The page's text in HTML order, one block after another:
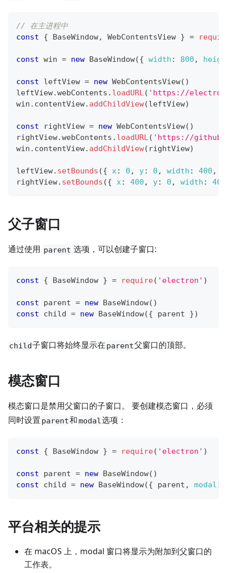
// 在主进程中
const
{ BaseWindow, WebContentsView } =
const win = new BaseWindow({ width : 800 ,
const leftView = new WebContentsView( )
leftView.webContents . loadURL( 'https://
win . contentView. addChildView(leftView)
const rightView = new WebContentsView( )
rightView.webContents . loadURL( 'https://
win . contentView. addChildView( rightView)
leftView. setBounds ({ x: 0 , y: 0 , width : 400 ,
rightView. setBounds ({ x: 400 , y: 0 , width : 400
父子窗口
通过使用 parent 选项，可以创建子窗口:
const { BaseWindow } = require( 'electron' )
const parent = new BaseWindow( )
const child = new BaseWindow({ parent })
child子窗口将始终显示在 parent父窗口的顶部。
模态窗口
模态窗口是禁用父窗口的子窗口。 要创建模态窗口，必须
同时设置 parent和modal 选项：
const { BaseWindow } = require( 'electron' )
const parent = new BaseWindow( )
const child = new BaseWindow({ parent , modal :
平台相关的提示
在 macOS 上，modal 窗口将显示为附加到父窗口的
工作表。